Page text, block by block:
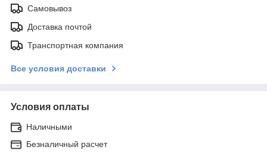
Самовывоз
Доставка почтой
Транспортная компания
Все условия доставки
Условия оплаты
Наличными
Безналичный расчет